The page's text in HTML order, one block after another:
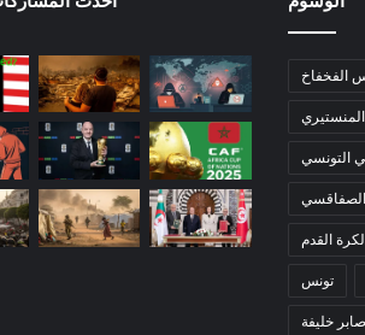
الفخفاخ
المنستيري
التونسي
الصفاقسي
القدم
تونس
صابر خليفة